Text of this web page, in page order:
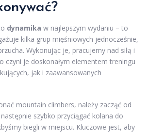
dynamika w najlepszym wydaniu – to
kilka grup mięśniowych jednocześnie,
Wykonując je, pracujemy nad siłą i
czyni je doskonałym elementem treningu
jak i zaawansowanych
mountain climbers, należy zacząć od
szybko przyciągać kolana do
biegli w miejscu. Kluczowe jest, aby